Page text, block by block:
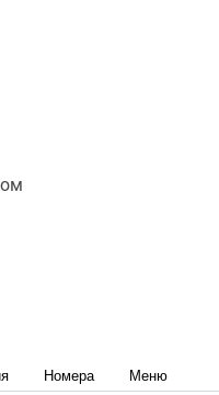
Номера Меню
звонков
шумоподавление,